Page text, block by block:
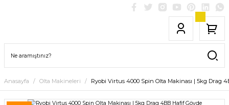
Anasayfa Olta Makineleri Ryobi Virtus 4000 Spin Olta Makinası | 5kg Drag